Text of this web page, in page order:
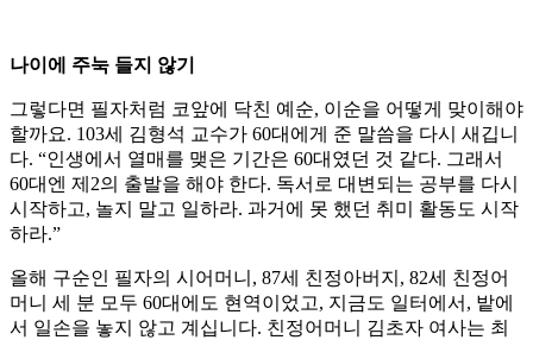
나이에 주눅 들지 않기
그렇다면 필자처럼 코앞에 닥친 예순, 이순을 어떻게 맞이해야
할까요. 103세 김형석 교수가 60대에게 준 말씀을 다시 새깁니
다. “인생에서 열매를 맺은 기간은 60대였던 것 같다. 그래서
60대엔 제2의 출발을 해야 한다. 독서로 대변되는 공부를 다시
시작하고, 놀지 말고 일하라. 과거에 못 했던 취미 활동도 시작
하라.”
올해 구순인 필자의 시어머니, 87세 친정아버지, 82세 친정어
머니 세 분 모두 60대에도 현역이었고, 지금도 일터에서, 밭에
서 일손을 놓지 않고 계십니다. 친정어머니 김초자 여사는 최